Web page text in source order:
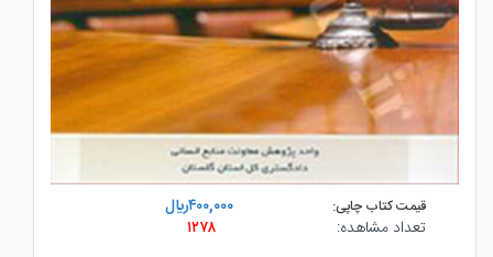
قیمت کتاب چاپی:
۴۰۰,۰۰۰ريال
تعداد مشاهده:
۱۲۷۸